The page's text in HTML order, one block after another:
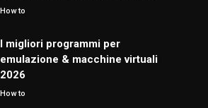
How to
I migliori programmi per
emulazione & macchine virtuali
2026
How to